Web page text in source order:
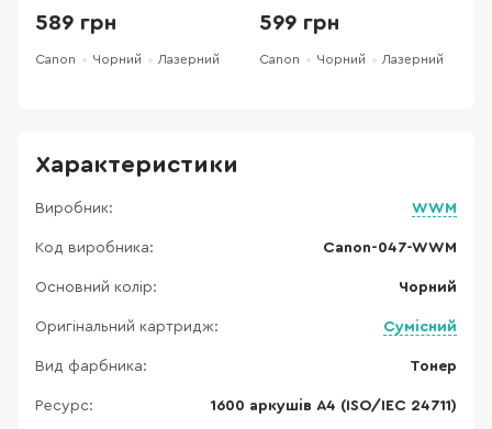
589 грн
Canon Чорний Лазерний
599 грн
Canon Чорний Лазерний
Характеристики
Виробник: WWM
Код виробника: Canon-047-WWM
Основний колір: Чорний
Оригінальний картридж: Сумісний
Вид фарбника: Тонер
Ресурс: 1600 аркушів A4 (ISO/IEC 24711)